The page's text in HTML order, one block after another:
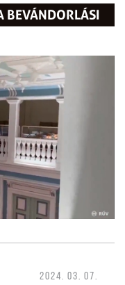
BEVÁNDORLÁSI
2024. 03. 07.